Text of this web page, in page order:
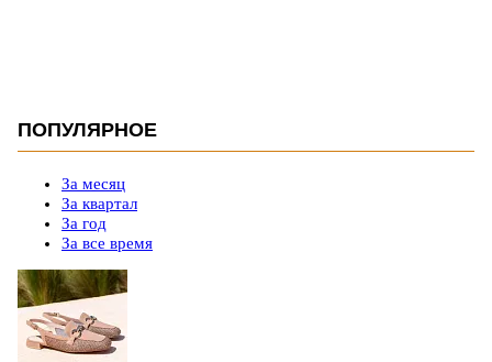
ПОПУЛЯРНОЕ
За месяц
За квартал
За год
За все время